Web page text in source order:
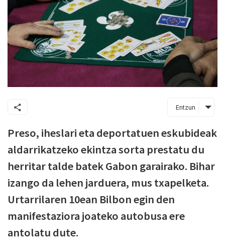
Entzun
Preso, iheslari eta deportatuen eskubideak
aldarrikatzeko ekintza sorta prestatu du
herritar talde batek Gabon garairako. Bihar
izango da lehen jarduera, mus txapelketa.
Urtarrilaren 10ean Bilbon egin den
manifestaziora joateko autobusa ere
antolatu dute.